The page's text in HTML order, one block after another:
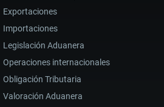
Exportaciones
Importaciones
Legislación Aduanera
Operaciones internacionales
Obligación Tributaria
Valoración Aduanera